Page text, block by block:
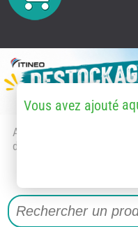
Accueil
> Accessoires et
détachées
Vous avez ajouté